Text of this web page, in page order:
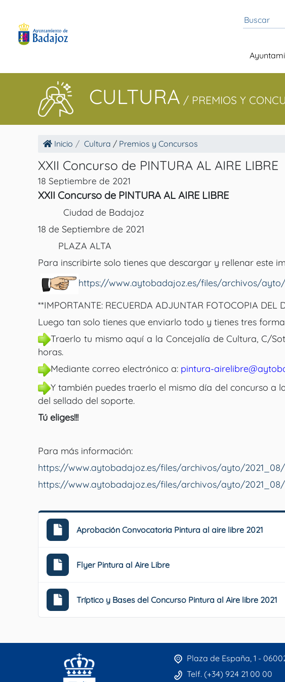
CULTURA / PREMIOS Y
Inicio Cultura / Premios y Concursos
XXII Concurso de PINTURA AL AIRE LIBRE
18 Septiembre de 2021
XXII Concurso de PINTURA AL AIRE LIBRE
Ciudad de Badajoz
18 de Septiembre de 2021
PLAZA ALTA
Para inscribirte solo tienes que descargar y rellenar este
https://www.aytobadajoz.es/files/archivos/
**IMPORTANTE: RECUERDA ADJUNTAR FOTOCOPIA DEL
Luego tan solo tienes que enviarlo todo y tienes tres
Traerlo tu mismo aquí a la Concejalía de Cultura, C/
horas.
Mediante correo electrónico a: pintura-
Y también puedes traerlo el mismo día del concurso a
del sellado del soporte.
Tú eliges!!!
Para más información:
https://www.aytobadajoz.es/files/archivos/ayto/
https://www.aytobadajoz.es/files/archivos/ayto/
Aprobación Convocatoria Pintura al aire libre 2021
Flyer Pintura al Aire Libre
Tríptico y Bases del Concurso Pintura al Aire libre 2021
Plaza de España, 1 -
Telf. (+34) 924 21 00 00